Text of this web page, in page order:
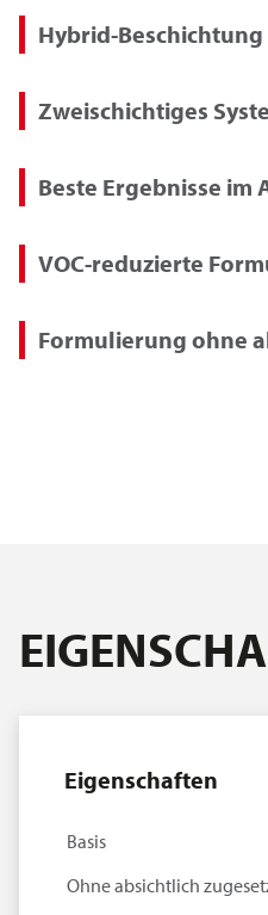
Hybrid-
Zweischichtiges
Beste Ergebnisse
VOC-reduzierte
Formulierung ohne
Eigenschaften
Basis
Ohne absichtlich